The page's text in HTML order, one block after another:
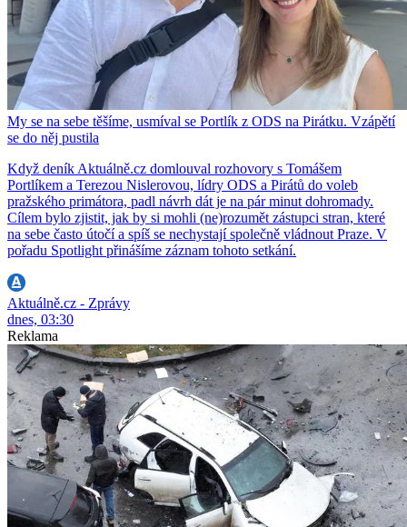
My se na sebe těšíme, usmíval se Portlík z ODS na Pirátku. Vzápětí
se do něj pustila
Když deník Aktuálně.cz domlouval rozhovory s Tomášem
Portlíkem a Terezou Nislerovou, lídry ODS a Pirátů do voleb
pražského primátora, padl návrh dát je na pár minut dohromady.
Cílem bylo zjistit, jak by si mohli (ne)rozumět zástupci stran, které
na sebe často útočí a spíš se nechystají společně vládnout Praze. V
pořadu Spotlight přinášíme záznam tohoto setkání.
Aktuálně.cz - Zprávy
dnes, 03:30
Reklama